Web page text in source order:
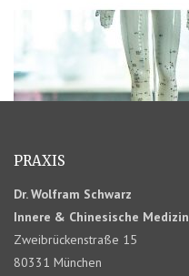
PRAXIS
Dr. Wolfram Schwarz
Innere & Chinesische Medizin
Zweibrückenstraße 15
80331 München